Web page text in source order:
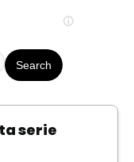
serie